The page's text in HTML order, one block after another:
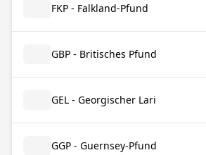
FKP - Falkland-Pfund
GBP - Britisches Pfund
GEL - Georgischer Lari
GGP - Guernsey-Pfund